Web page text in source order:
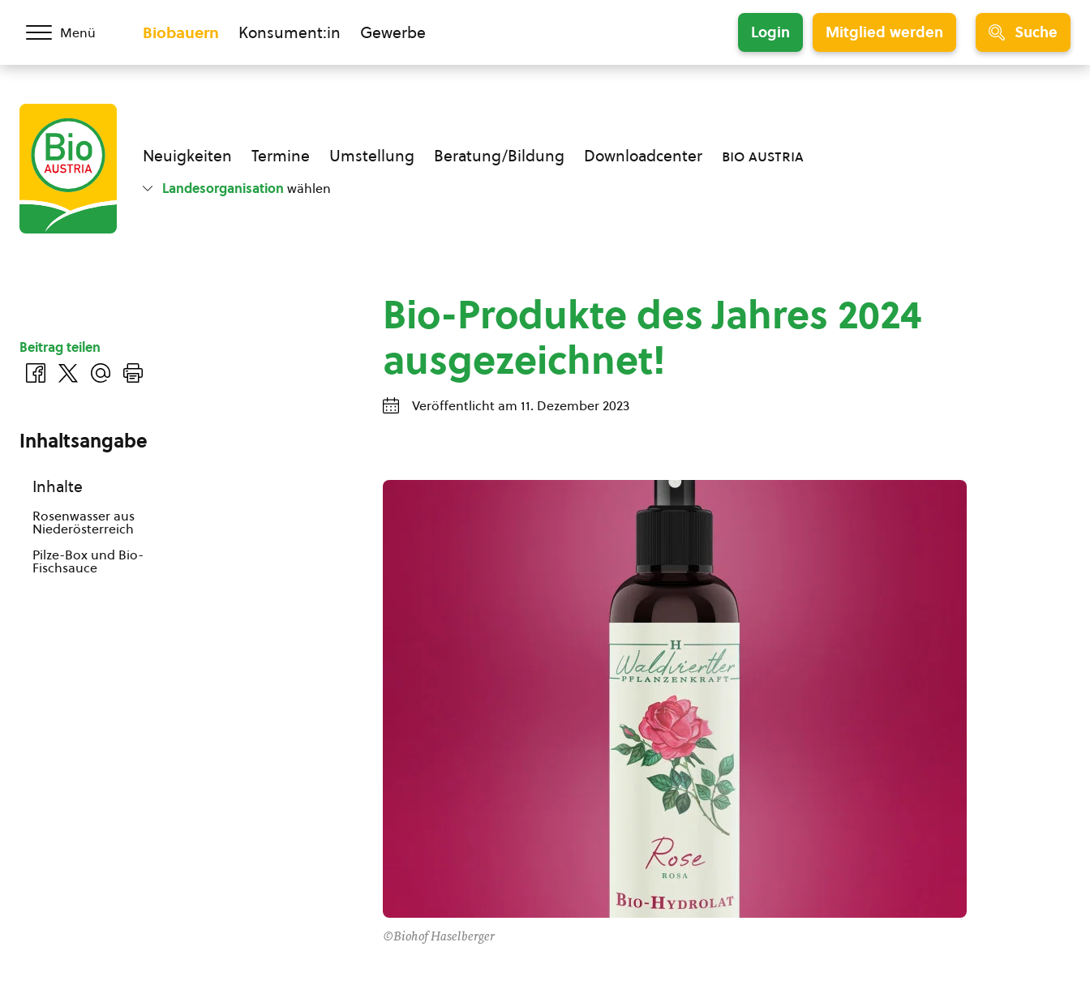
Menü Biobauern Konsument:in Gewerbe Login Mitglied werden Suche
Neuigkeiten Termine Umstellung Beratung/Bildung Downloadcenter bio austria
Landesorganisation wählen
Bio-Produkte des Jahres 2024
ausgezeichnet!
Veröffentlicht am 11. Dezember 2023
©Biohof Haselberger
Beitrag teilen
Inhaltsangabe
Inhalte
Rosenwasser aus
Niederösterreich
Pilze-Box und Bio-
Fischsauce